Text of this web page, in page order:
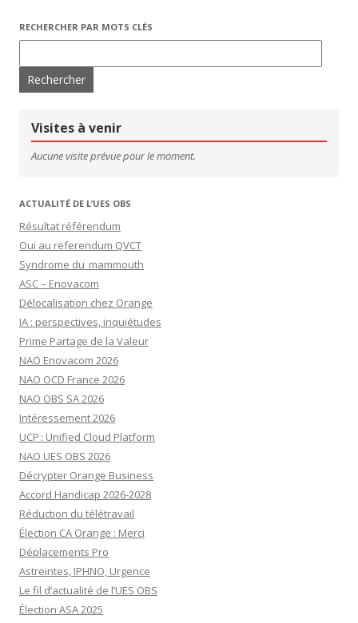
RECHERCHER PAR MOTS CLÉS
Visites à venir
Aucune visite prévue pour le moment.
ACTUALITÉ DE L’UES OBS
Résultat référendum
Oui au referendum QVCT
Syndrome du mammouth
ASC – Enovacom
Délocalisation chez Orange
IA : perspectives, inquiétudes
Prime Partage de la Valeur
NAO Enovacom 2026
NAO OCD France 2026
NAO OBS SA 2026
Intéressement 2026
UCP : Unified Cloud Platform
NAO UES OBS 2026
Décrypter Orange Business
Accord Handicap 2026-2028
Réduction du télétravail
Élection CA Orange : Merci
Déplacements Pro
Astreintes, IPHNO, Urgence
Le fil d’actualité de l’UES OBS
Élection ASA 2025